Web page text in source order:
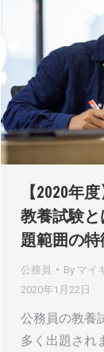
【2020年
教養試験
題範囲の
公務員 By マイ
2020年1月22日
公務員の教養
多く出題され